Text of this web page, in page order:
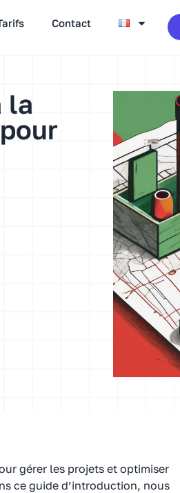
Contact
la
gérer les projets et optimiser
ce guide d’introduction, nous